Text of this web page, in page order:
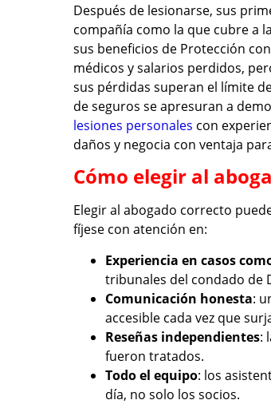
Después de lesionarse, sus
compañía como la que cubre a
sus beneficios de Protección
médicos y salarios perdidos,
sus pérdidas superan el límite
de seguros se apresuran a
lesiones personales con
daños y negocia con ventaja
Cómo elegir al
Elegir al abogado correcto
fíjese con atención en:
Experiencia en casos
tribunales del condado de
Comunicación honesta:
accesible cada vez que
Reseñas independientes:
fueron tratados.
Todo el equipo: los
día, no solo los socios.